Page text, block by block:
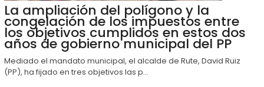
La ampliación del polígono y la
congelación de los impuestos entre
los objetivos cumplidos en estos dos
años de gobierno municipal del PP
Mediado el mandato municipal, el alcalde de Rute, David Ruiz
(PP), ha fijado en tres objetivos las p...